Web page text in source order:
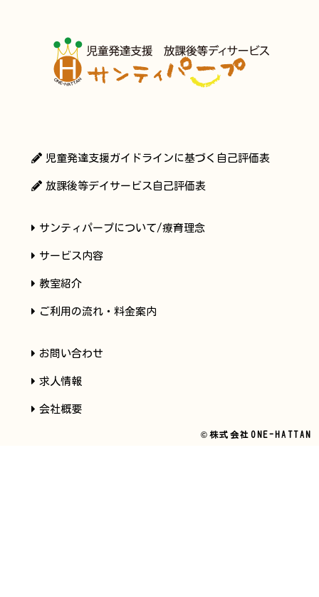
児童発達支援ガイドラインに基づく自己評価表
放課後等デイサービス自己評価表
サンティパープについて/療育理念
サービス内容
教室紹介
ご利用の流れ・料金案内
お問い合わせ
求人情報
会社概要
©株式会社ONE-HATTAN